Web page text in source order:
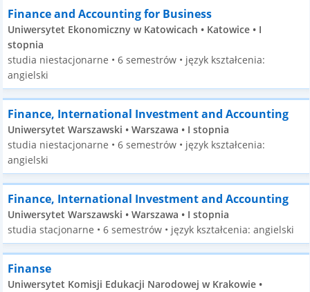
Finance and Accounting for Business
Uniwersytet Ekonomiczny w Katowicach • Katowice • I
stopnia
studia niestacjonarne • 6 semestrów • język kształcenia:
angielski
Finance, International Investment and Accounting
Uniwersytet Warszawski • Warszawa • I stopnia
studia niestacjonarne • 6 semestrów • język kształcenia:
angielski
Finance, International Investment and Accounting
Uniwersytet Warszawski • Warszawa • I stopnia
studia stacjonarne • 6 semestrów • język kształcenia: angielski
Finanse
Uniwersytet Komisji Edukacji Narodowej w Krakowie •